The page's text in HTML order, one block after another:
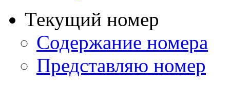
Текущий номер
Содержание номера
Представляю номер